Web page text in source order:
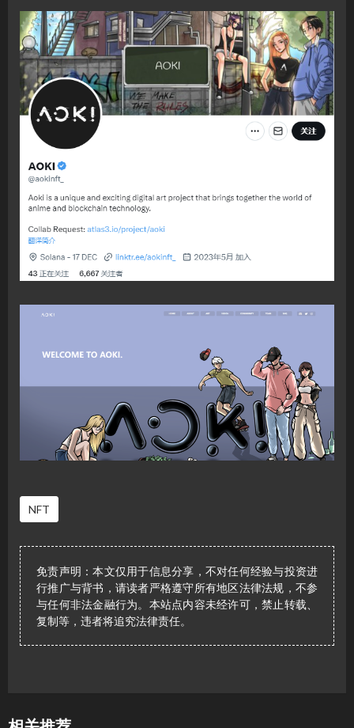
NFT
免责声明：本文仅用于信息分享，不对任何经验与投资进
行推广与背书，请读者严格遵守所有地区法律法规，不参
与任何非法金融行为。本站点内容未经许可，禁止转载、
复制等，违者将追究法律责任。